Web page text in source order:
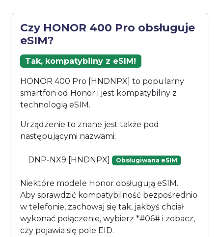
Czy HONOR 400 Pro obsługuje
eSIM?
Tak, kompatybilny z eSIM!
HONOR 400 Pro [HNDNPX] to popularny
smartfon od Honor i jest kompatybilny z
technologią eSIM.
Urządzenie to znane jest także pod
następującymi nazwami:
DNP-NX9 [HNDNPX] Obsługiwana eSIM
Niektóre modele Honor obsługują eSIM.
Aby sprawdzić kompatybilność bezpośrednio
w telefonie, zachowaj się tak, jakbyś chciał
wykonać połączenie, wybierz *#06# i zobacz,
czy pojawia się pole EID.